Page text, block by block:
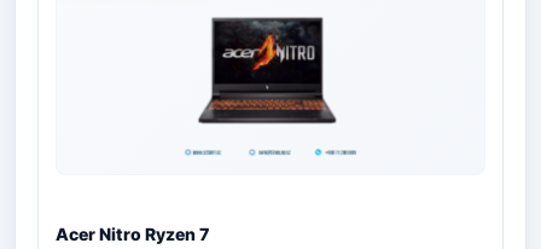
Acer Nitro Ryzen 7